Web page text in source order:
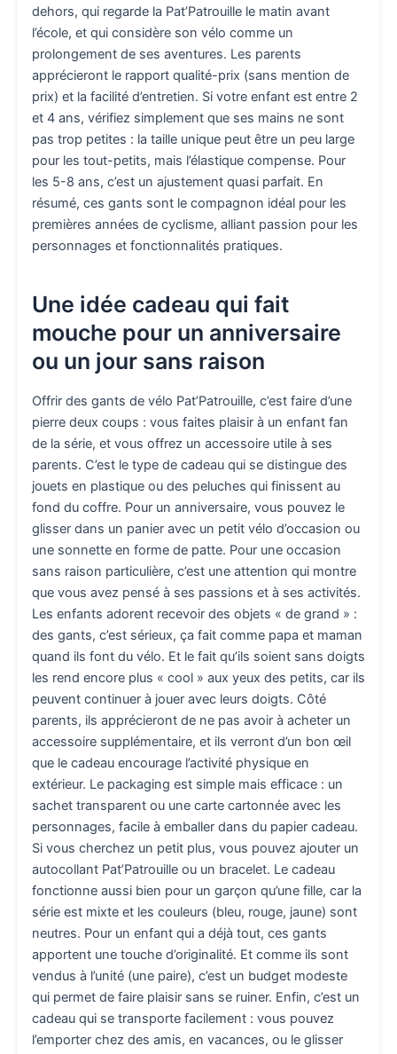
dehors, qui regarde la Pat’Patrouille le matin avant
l’école, et qui considère son vélo comme un
prolongement de ses aventures. Les parents
apprécieront le rapport qualité-prix (sans mention de
prix) et la facilité d’entretien. Si votre enfant est entre 2
et 4 ans, vérifiez simplement que ses mains ne sont
pas trop petites : la taille unique peut être un peu large
pour les tout-petits, mais l’élastique compense. Pour
les 5-8 ans, c’est un ajustement quasi parfait. En
résumé, ces gants sont le compagnon idéal pour les
premières années de cyclisme, alliant passion pour les
personnages et fonctionnalités pratiques.
Une idée cadeau qui fait
mouche pour un anniversaire
ou un jour sans raison
Offrir des gants de vélo Pat’Patrouille, c’est faire d’une
pierre deux coups : vous faites plaisir à un enfant fan
de la série, et vous offrez un accessoire utile à ses
parents. C’est le type de cadeau qui se distingue des
jouets en plastique ou des peluches qui finissent au
fond du coffre. Pour un anniversaire, vous pouvez le
glisser dans un panier avec un petit vélo d’occasion ou
une sonnette en forme de patte. Pour une occasion
sans raison particulière, c’est une attention qui montre
que vous avez pensé à ses passions et à ses activités.
Les enfants adorent recevoir des objets « de grand » :
des gants, c’est sérieux, ça fait comme papa et maman
quand ils font du vélo. Et le fait qu’ils soient sans doigts
les rend encore plus « cool » aux yeux des petits, car ils
peuvent continuer à jouer avec leurs doigts. Côté
parents, ils apprécieront de ne pas avoir à acheter un
accessoire supplémentaire, et ils verront d’un bon œil
que le cadeau encourage l’activité physique en
extérieur. Le packaging est simple mais efficace : un
sachet transparent ou une carte cartonnée avec les
personnages, facile à emballer dans du papier cadeau.
Si vous cherchez un petit plus, vous pouvez ajouter un
autocollant Pat’Patrouille ou un bracelet. Le cadeau
fonctionne aussi bien pour un garçon qu’une fille, car la
série est mixte et les couleurs (bleu, rouge, jaune) sont
neutres. Pour un enfant qui a déjà tout, ces gants
apportent une touche d’originalité. Et comme ils sont
vendus à l’unité (une paire), c’est un budget modeste
qui permet de faire plaisir sans se ruiner. Enfin, c’est un
cadeau qui se transporte facilement : vous pouvez
l’emporter chez des amis, en vacances, ou le glisser